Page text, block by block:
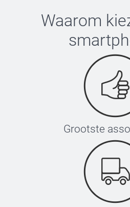
Waarom
Grootste